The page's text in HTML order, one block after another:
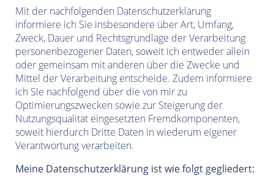
Mit der nachfolgenden Datenschutzerklärung
informiere ich Sie insbesondere über Art, Umfang,
Zweck, Dauer und Rechtsgrundlage der Verarbeitung
personenbezogener Daten, soweit ich entweder allein
oder gemeinsam mit anderen über die Zwecke und
Mittel der Verarbeitung entscheide. Zudem informiere
ich Sie nachfolgend über die von mir zu
Optimierungszwecken sowie zur Steigerung der
Nutzungsqualität eingesetzten Fremdkomponenten,
soweit hierdurch Dritte Daten in wiederum eigener
Verantwortung verarbeiten.
Meine Datenschutzerklärung ist wie folgt gegliedert: